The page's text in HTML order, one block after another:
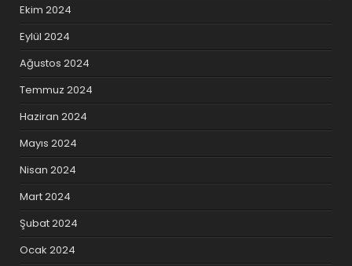
Ekim 2024
Eylül 2024
Ağustos 2024
Temmuz 2024
Haziran 2024
Mayıs 2024
Nisan 2024
Mart 2024
Şubat 2024
Ocak 2024